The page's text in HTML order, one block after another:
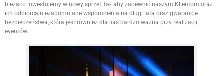
bieżąco inwestujemy w nowy sprzęt, tak aby zapewnić naszym Klientom oraz
ich odbiorcą niezapomniane wspomnienia na długi lata oraz gwarancje
bezpieczeństwa, która jest również dla nas bardzo ważna przy realizacji
eventów.